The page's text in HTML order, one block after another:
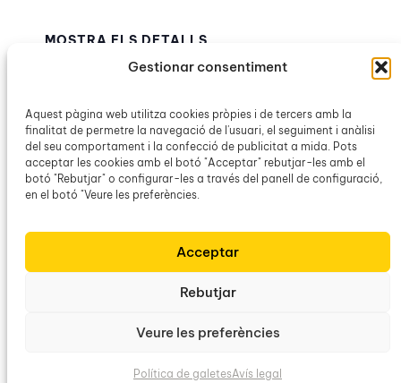
Gestionar consentiment
Aquest pàgina web utilitza cookies pròpies i de tercers amb la
finalitat de permetre la navegació de l'usuari, el seguiment i anàlisi
del seu comportament i la confecció de publicitat a mida. Pots
acceptar les cookies amb el botó "Acceptar" rebutjar-les amb el
botó "Rebutjar" o configurar-les a través del panell de configuració,
en el botó "Veure les preferències.
Acceptar
Rebutjar
Veure les preferències
Política de galetesAvís legal
MOSTRA ELS DETALLS
Hora:
19:00h – 20:00h
Categories d’Esdeveniment:
Ca n’Alcover ,Obra Cultural Balear
lingüístic